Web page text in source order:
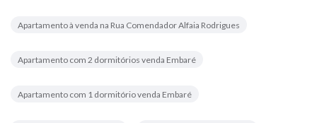
Apartamento à venda na Rua Comendador Alfaia Rodrigues
Apartamento com 2 dormitórios venda Embaré
Apartamento com 1 dormitório venda Embaré